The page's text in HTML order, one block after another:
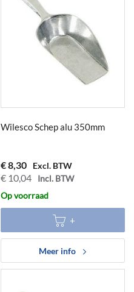
Wilesco Schep alu 350mm
€ 10,04
€ 8,30
Meer info
Op voorraad